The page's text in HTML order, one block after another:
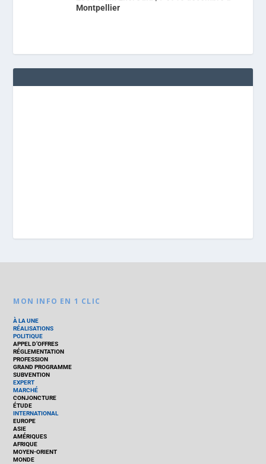
Montpellier
MON INFO EN 1 CLIC
À LA UNE
RÉALISATIONS
POLITIQUE
APPEL D’OFFRES
RÉGLEMENTATION
PROFESSION
GRAND PROGRAMME
SUBVENTION
EXPERT
MARCHÉ
CONJONCTURE
ÉTUDE
INTERNATIONAL
EUROPE
ASIE
AMÉRIQUES
AFRIQUE
MOYEN-ORIENT
MONDE